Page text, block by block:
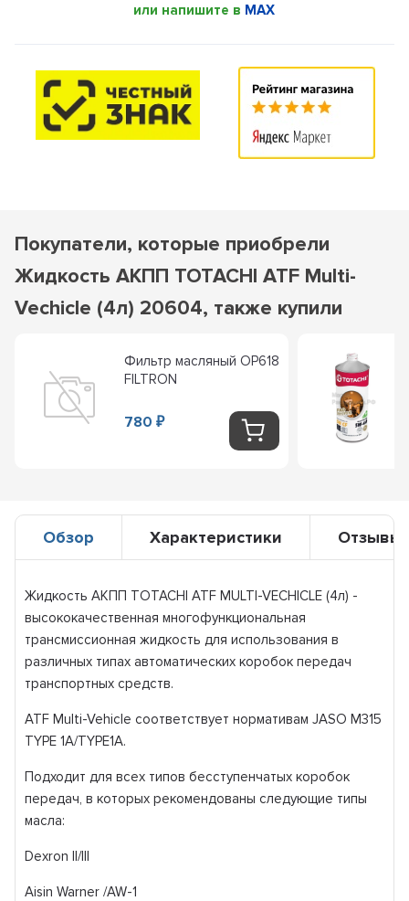
или напишите в MAX
Покупатели, которые приобрели
Жидкость АКПП TOTACHI ATF Multi-
Vechicle (4л) 20604, также купили
Фильтр масляный OP618
FILTRON
780₽
Обзор Характеристики Отзывы
Жидкость АКПП TOTACHI ATF MULTI-VECHICLE (4л) -
высококачественная многофункциональная
трансмиссионная жидкость для использования в
различных типах автоматических коробок передач
транспортных средств.
ATF Multi-Vehicle соответствует нормативам JASO M315
TYPE 1A/TYPE1A.
Подходит для всех типов бесступенчатых коробок
передач, в которых рекомендованы следующие типы
масла:
Dexron II/III
Aisin Warner /AW-1